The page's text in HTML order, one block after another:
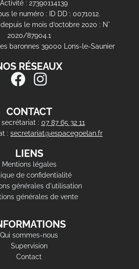
Activité : 27390114139
le numéro : ID DD : 0071012.
le mois d’octobre 2020 : N°
2020/87904.1
baronnes 39000 Lons-le-Saunier
RÉSEAUX
CONTACT
: 07 87 65 32 11
: secretariat@espacegoelan.fr
LIENS
Mentions légales
de confidentialité
générales d'utilisation
générales de vente
Qui sommes-nous
Supervision
Contact